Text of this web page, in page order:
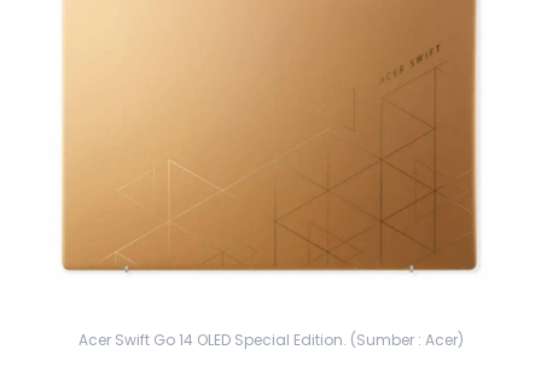
Acer Swift Go 14 OLED Special Edition. (Sumber : Acer)